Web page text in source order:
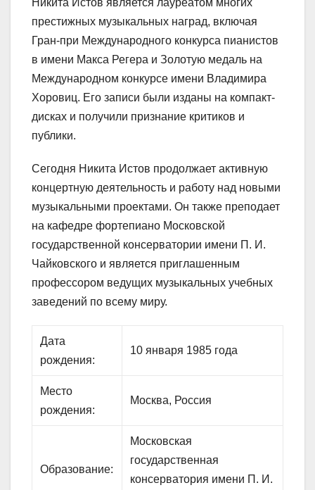
престижных музыкальных наград, включая
Гран-при Международного конкурса пианистов
в имени Макса Регера и Золотую медаль на
Международном конкурсе имени Владимира
Хоровиц. Его записи были изданы на компакт-
дисках и получили признание критиков и
публики.
Сегодня Никита Истов продолжает активную
концертную деятельность и работу над новыми
музыкальными проектами. Он также преподает
на кафедре фортепиано Московской
государственной консерватории имени П. И.
Чайковского и является приглашенным
профессором ведущих музыкальных учебных
заведений по всему миру.
Дата
рождения:
10 января 1985 года
Место
рождения:
Москва, Россия
Образование:
Московская
государственная
консерватория имени П. И.